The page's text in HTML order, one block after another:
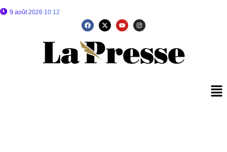
9 août 2026 10:12